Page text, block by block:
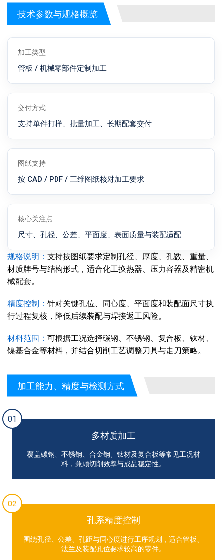
技术参数与规格概览
加工类型
管板 / 机械零部件定制加工
交付方式
支持单件打样、批量加工、长期配套交付
图纸支持
按 CAD / PDF / 三维图纸核对加工要求
核心关注点
尺寸、孔径、公差、平面度、表面质量与装配适配
规格说明： 支持按图纸要求定制孔径、厚度、孔数、重量、
材质牌号与结构形式，适合化工换热器、压力容器及精密机
械配套。
精度控制： 针对关键孔位、同心度、平面度和装配面尺寸执
行过程复核，降低后续装配与焊接返工风险。
材料范围： 可根据工况选择碳钢、不锈钢、复合板、钛材、
镍基合金等材料，并结合切削工艺调整刀具与走刀策略。
加工能力、精度与检测方式
01
多材质加工
覆盖碳钢、不锈钢、合金钢、钛材及复合板等常见工况材
料，兼顾切削效率与成品稳定性。
02
孔系精度控制
围绕孔径、公差、孔距与同心度进行工序规划，适合管板、
法兰及装配孔位要求较高的零件。